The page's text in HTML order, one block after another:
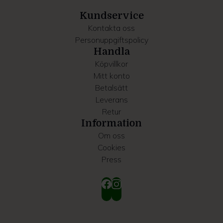
Kundservice
Kontakta oss
Personuppgiftspolicy
Handla
Köpvillkor
Mitt konto
Betalsätt
Leverans
Retur
Information
Om oss
Cookies
Press